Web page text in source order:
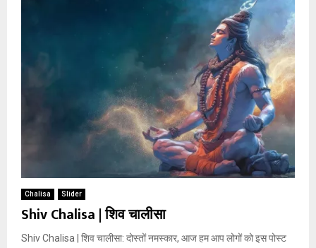
Chalisa Slider
Shiv Chalisa | शिव चालीसा
Shiv Chalisa | शिव चालीसा: दोस्तों नमस्कार, आज हम आप लोगों को इस पोस्ट